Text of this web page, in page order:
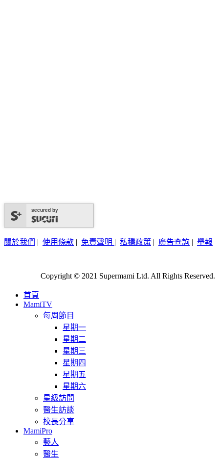
secured by
關於我們 | 使用條款 | 免責聲明 | 私穩政策 | 廣告查詢 | 舉報
Copyright © 2021 Supermami Ltd. All Rights Reserved.
首頁
MamiTV
每周節目
星期一
星期二
星期三
星期四
星期五
星期六
星級訪問
醫生訪談
校長分享
MamiPro
藝人
醫生